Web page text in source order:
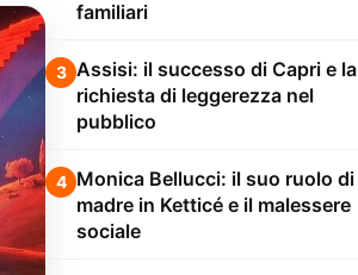
familiari
3 Assisi: il successo di Capri e la
richiesta di leggerezza nel
pubblico
4 Monica Bellucci: il suo ruolo di
madre in Ketticé e il malessere
sociale